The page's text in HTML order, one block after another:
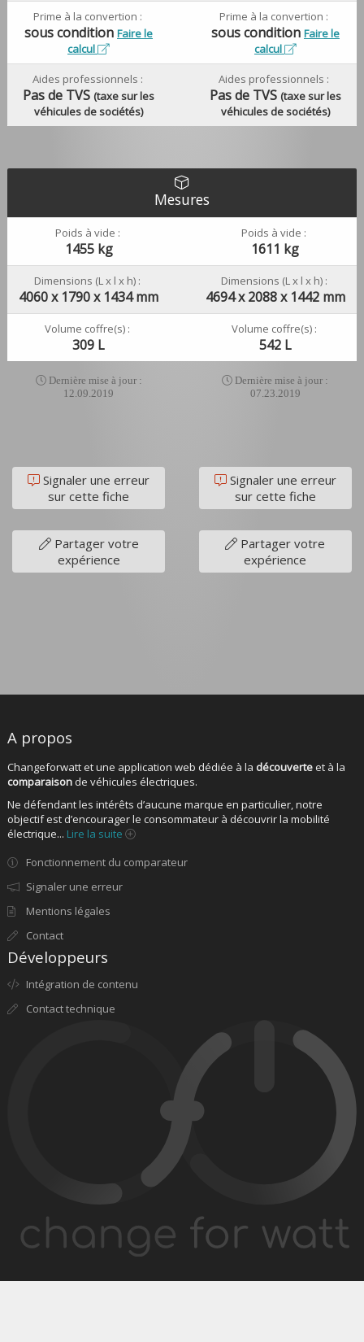
Prime à la convertion :
sous conditionFaire le
calcul
Prime à la convertion :
sous condition Faire le
calcul
Aides professionnels :
Pas de TVS (taxe sur les
véhicules de sociétés)
Aides professionnels :
Pas de TVS (taxe sur les
véhicules de sociétés)
Mesures
Poids à vide :
1455 kg
Poids à vide :
1611 kg
Dimensions (L x l x h) :
4060 x 1790 x 1434 mm
Dimensions (L x l x h) :
4694 x 2088 x 1442 mm
Volume coffre(s) :
309 L
Volume coffre(s) :
542 L
Dernière mise à jour :
12.09.2019
Dernière mise à jour :
07.23.2019
Signaler une erreur
sur cette fiche
Partager votre
expérience
Signaler une erreur
sur cette fiche
Partager votre
expérience
A propos
Changeforwatt et une application web dédiée à la découverteet à la
comparaisonde véhicules électriques.
Ne défendant les intérêts d’aucune marque en particulier, notre
objectif est d’encourager le consommateur à découvrir la mobilité
électrique... Lire la suite
Fonctionnement du comparateur
Signaler une erreur
Mentions légales
Contact
Développeurs
Intégration de contenu
Contact technique